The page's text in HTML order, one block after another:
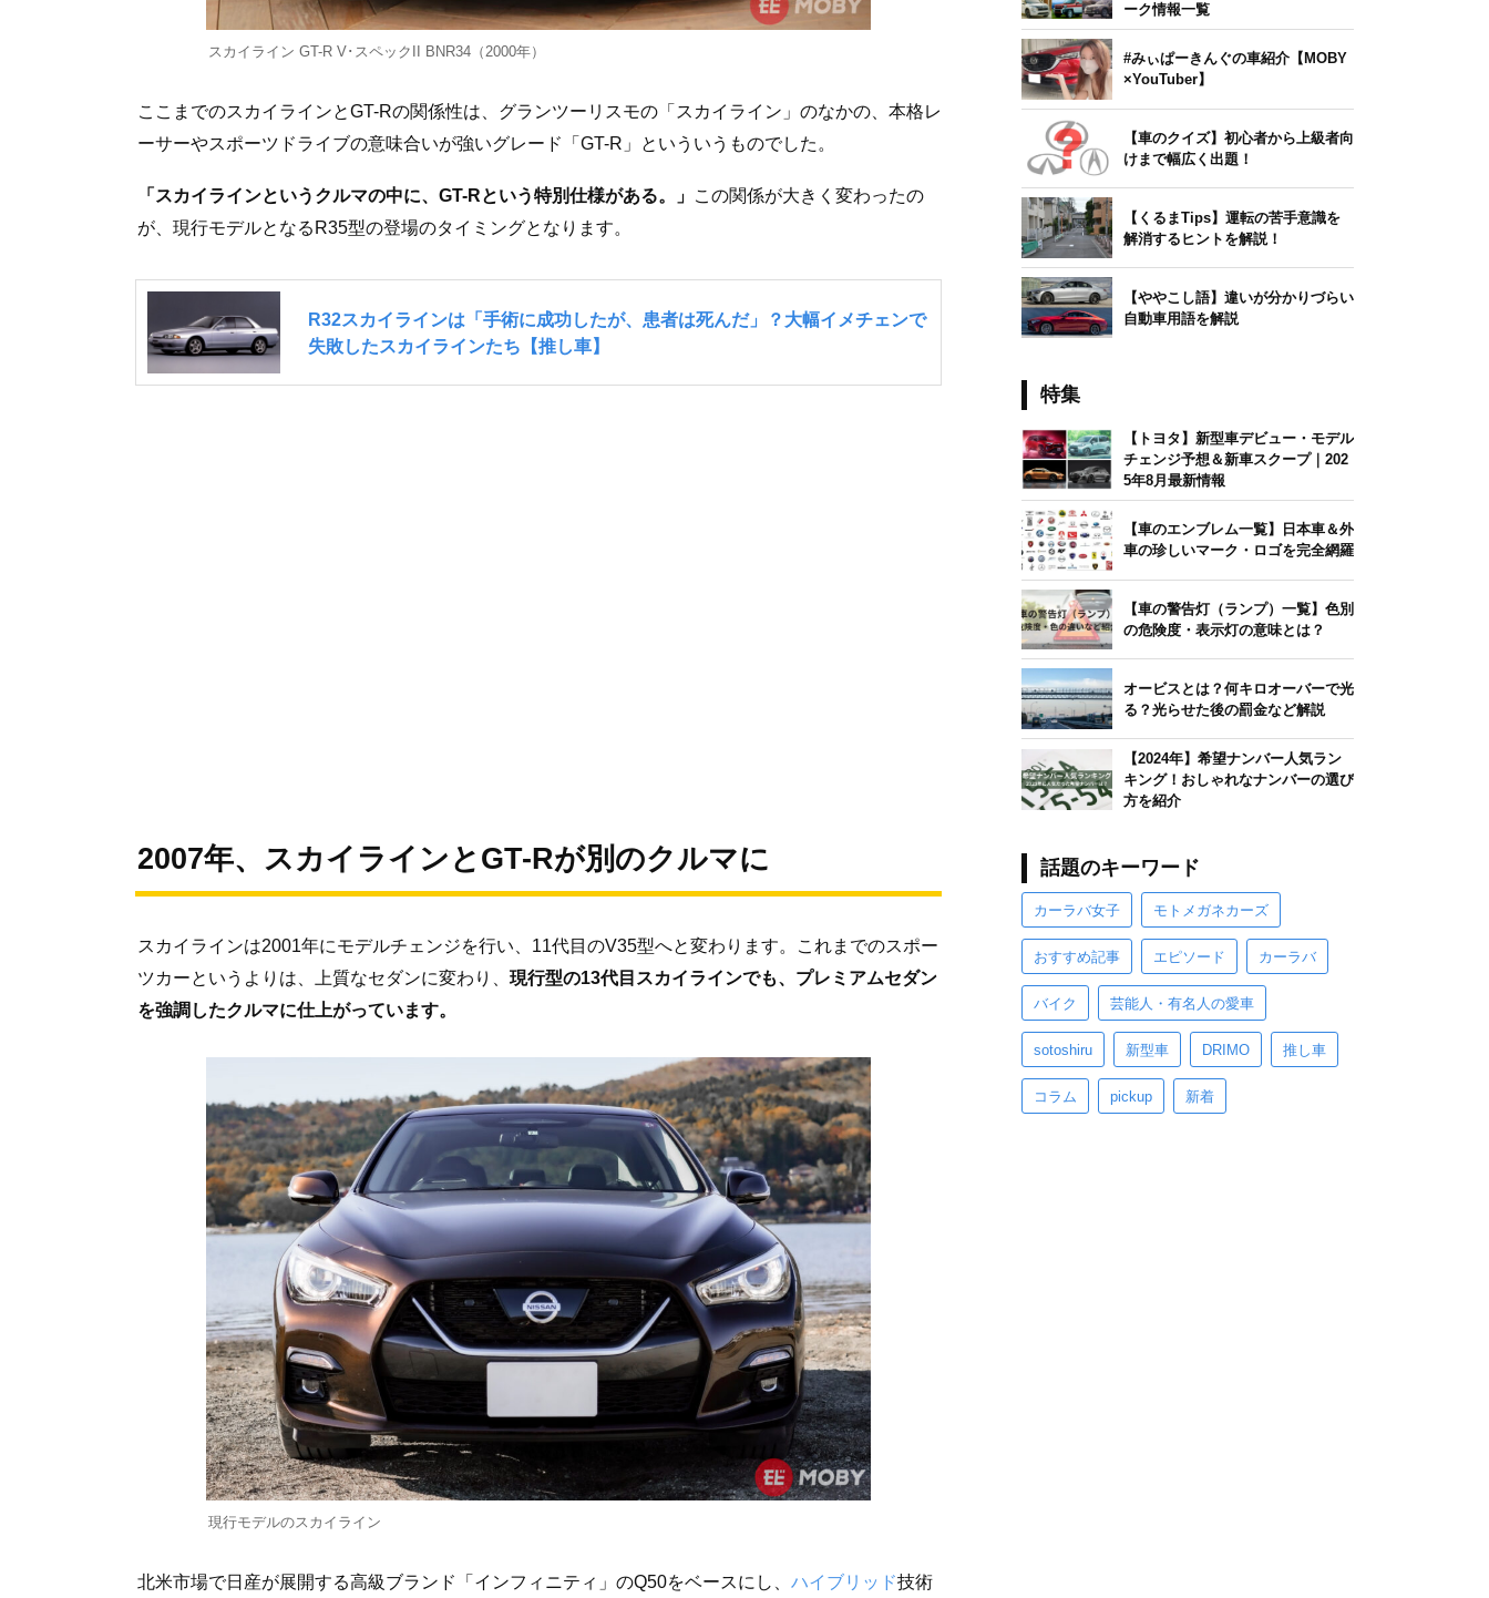
スカイライン GT-R V･スペックII BNR34（2000年）
ここまでのスカイラインとGT-Rの関係性は、グランツーリスモの「スカイライン」のなかの、本格レ
ーサーやスポーツドライブの意味合いが強いグレード「GT-R」といういうものでした。
「スカイラインというクルマの中に、GT-Rという特別仕様がある。」
この関係が大きく変わったの
が、現行モデルとなるR35型の登場のタイミングとなります。
2007年、スカイラインとGT-Rが別のクルマに
スカイラインは2001年にモデルチェンジを行い、11代目のV35型へと変わります。これまでのスポー
ツカーというよりは、上質なセダンに変わり、 現行型の13代目スカイラインでも、プレミアムセダン
を強調したクルマに仕上がっています。
現行モデルのスカイライン
北米市場で日産が展開する高級ブランド「インフィニティ」のQ50をベースにし、 ハイブリッド技術
ーク情報一覧
#みぃぱーきんぐの車紹介【MOBY
×YouTuber】
【車のクイズ】初心者から上級者向
けまで幅広く出題！
【くるまTips】運転の苦手意識を
解消するヒントを解説！
【ややこし語】違いが分かりづらい
自動車用語を解説
特集
【トヨタ】新型車デビュー・モデル
チェンジ予想＆新車スクープ｜202
5年8月最新情報
【車のエンブレム一覧】日本車＆外
車の珍しいマーク・ロゴを完全網羅
【車の警告灯（ランプ）一覧】色別
の危険度・表示灯の意味とは？
オービスとは？何キロオーバーで光
る？光らせた後の罰金など解説
【2024年】希望ナンバー人気ラン
キング！おしゃれなナンバーの選び
方を紹介
話題のキーワード
カーラバ女子 モトメガネカーズ
おすすめ記事 エピソード カーラバ
バイク 芸能人・有名人の愛車
sotoshiru 新型車 DRIMO 推し車
コラム pickup 新着